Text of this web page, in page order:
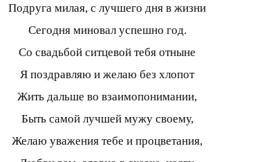
Подруга милая, с лучшего дня в жизни
Сегодня миновал успешно год.
Со свадьбой ситцевой тебя отныне
Я поздравляю и желаю без хлопот
Жить дальше во взаимопонимании,
Быть самой лучшей мужу своему,
Желаю уважения тебе и процветания,